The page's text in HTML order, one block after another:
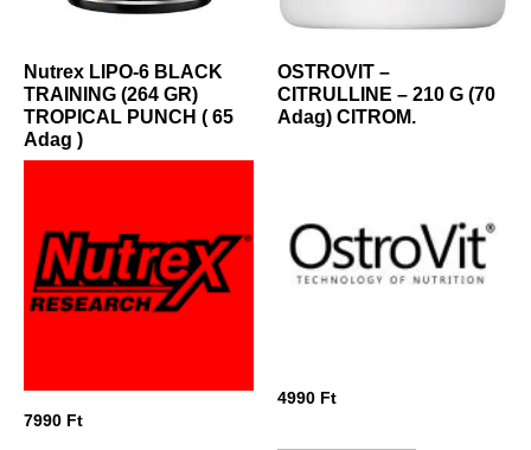
Nutrex LIPO-6 BLACK
TRAINING (264 GR)
TROPICAL PUNCH ( 65
Adag )
7990 Ft
OSTROVIT –
CITRULLINE – 210 G (70
Adag) CITROM.
4990 Ft